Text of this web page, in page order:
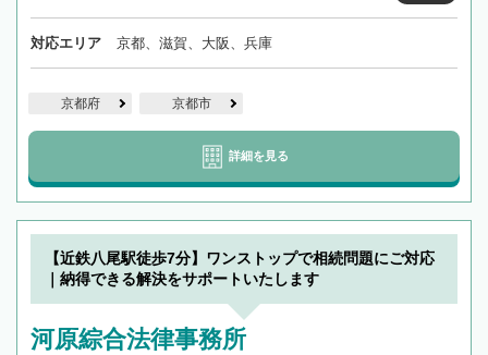
対応エリア 京都、滋賀、大阪、兵庫
京都府 京都市
詳細を見る
【近鉄八尾駅徒歩7分】ワンストップで相続問題にご対応
｜納得できる解決をサポートいたします
河原綜合法律事務所